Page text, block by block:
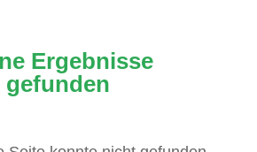
Ergebnisse
gefunden